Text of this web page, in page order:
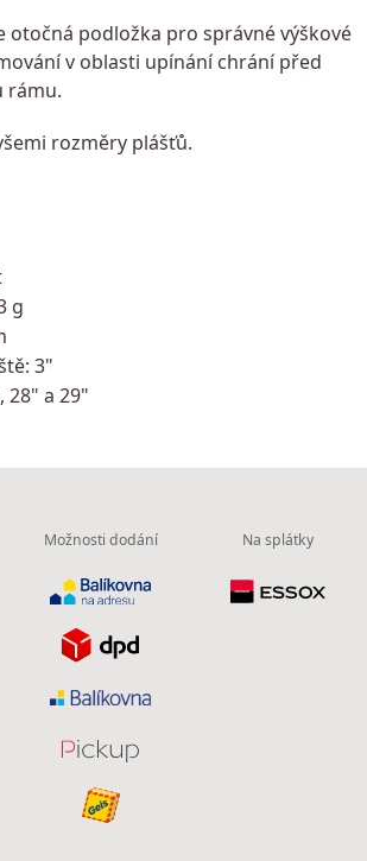
otočná podložka pro správné výškové
v oblasti upínání chrání před
rámu.
rozměry plášťů.
g
3"
28" a 29"
Možnosti dodání Na splátky